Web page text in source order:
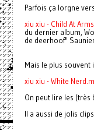
Parfois ça lorgne
xiu xiu - Child At
du dernier album,
de deerhoof"
Mais le plus souvent
xiu xiu - White
On peut lire les (très
Il a aussi de jolis